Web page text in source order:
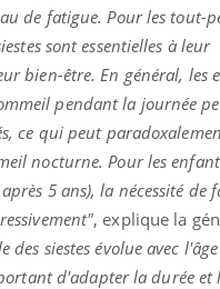
de fatigue. Pour les tout-
sont essentielles à leur
bien-être. En général, les
pendant la journée
ce qui peut
nocturne. Pour les
5 ans), la nécessité de
, explique la
des siestes évolue avec
d'adapter la durée et